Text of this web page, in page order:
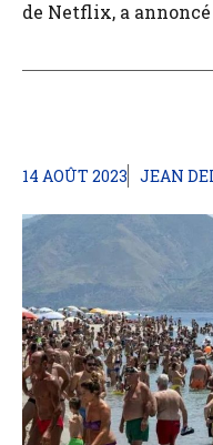
de Netflix, a
14 AOÛT 2023 JEAN